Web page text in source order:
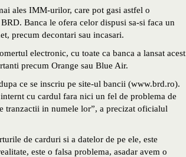
ales IMM-urilor, care pot gasi astfel o
Banca le ofera celor dispusi sa-si faca un
precum decontari sau incasari.
electronic, cu toate ca banca a lansat acest
precum Orange sau Blue Air.
ce se inscriu pe site-ul bancii (www.brd.ro).
cu cardul fara nici un fel de problema de
tranzactii in numele lor”, a precizat oficialul
de carduri si a datelor de pe ele, este
este o falsa problema, asadar avem o